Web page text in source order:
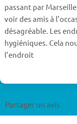
passant par
voir des amis à
désagréable. Les
hygiéniques. Cela
l’endroit
Partager un avis